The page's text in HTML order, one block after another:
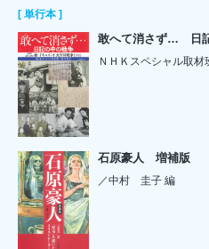
[ 単行本 ]
敢へて消さず… 日
ＮＨＫスペシャル取
石原豪人 増補版
／中村 圭子 編